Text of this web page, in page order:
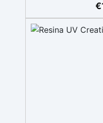
o danneggiate. ✅
Guida completa
finitura
€